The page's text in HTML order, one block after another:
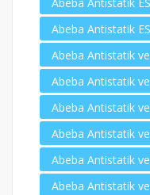
Abeba Antistatik
Abeba Antistatik ve
Abeba Antistatik
Abeba Antistatik
Abeba Antistatik
Abeba Antistatik
Abeba Antistatik